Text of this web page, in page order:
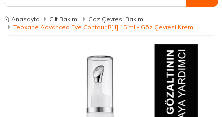
Anasayfa Cilt Bakımı
Göz Çevresi Bakımı
Teoxane Advanced Eye Contour R[II] 15 ml - Göz Çevresi Kremi